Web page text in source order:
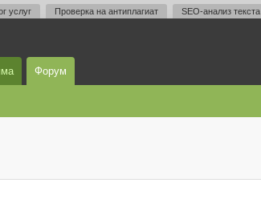
услуг Проверка на антиплагиат SEO-анализ текста
Форум